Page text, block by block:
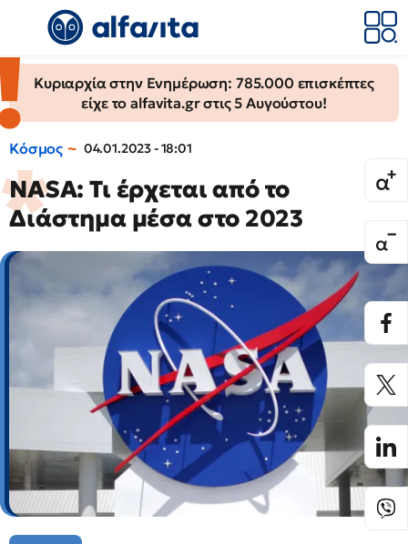
Κυριαρχία στην Ενημέρωση: 785.000 επισκέπτες
είχε το alfavita.gr στις 5 Αυγούστου!
Κόσμος 04.01.2023 - 18:01
NASA: Τι έρχεται από το
Διάστημα μέσα στο 2023